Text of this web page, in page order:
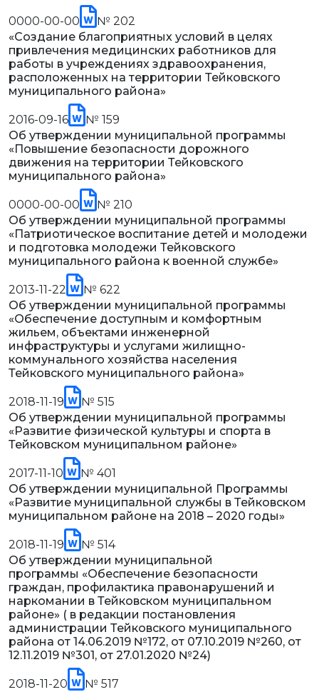
0000-00-00
№ 202
«Создание благоприятных условий в целях
привлечения медицинских работников для
работы в учреждениях здравоохранения,
расположенных на территории Тейковского
муниципального района»
2016-09-16
№ 159
Об утверждении муниципальной программы
«Повышение безопасности дорожного
движения на территории Тейковского
муниципального района»
0000-00-00
№ 210
Об утверждении муниципальной программы
«Патриотическое воспитание детей и молодежи
и подготовка молодежи Тейковского
муниципального района к военной службе»
2013-11-22
№ 622
Об утверждении муниципальной программы
«Обеспечение доступным и комфортным
жильем, объектами инженерной
инфраструктуры и услугами жилищно-
коммунального хозяйства населения
Тейковского муниципального района»
2018-11-19
№ 515
Об утверждении муниципальной программы
«Развитие физической культуры и спорта в
Тейковском муниципальном районе»
2017-11-10
№ 401
Об утверждении муниципальной Программы
«Развитие муниципальной службы в Тейковском
муниципальном районе на 2018 – 2020 годы»
2018-11-19
№ 514
Об утверждении муниципальной
программы «Обеспечение безопасности
граждан, профилактика правонарушений и
наркомании в Тейковском муниципальном
районе» ( в редакции постановления
администрации Тейковского муниципального
района от 14.06.2019 №172, от 07.10.2019 №260, от
12.11.2019 №301, от 27.01.2020 №24)
2018-11-20
№ 517